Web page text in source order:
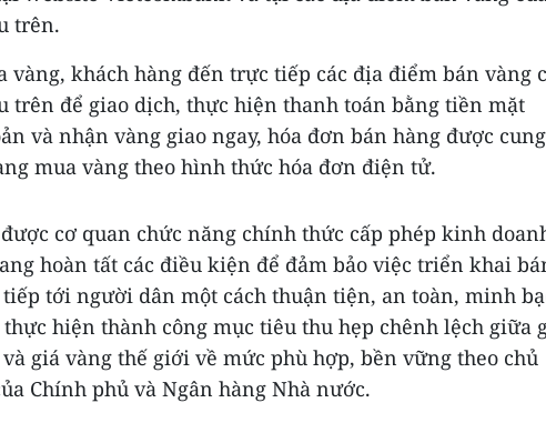
trên.
vàng, khách hàng đến trực tiếp các địa điểm bán vàng
trên để giao dịch, thực hiện thanh toán bằng tiền mặt
và nhận vàng giao ngay, hóa đơn bán hàng được cung
mua vàng theo hình thức hóa đơn điện tử.
cơ quan chức năng chính thức cấp phép kinh
hoàn tất các điều kiện để đảm bảo việc triển khai
tới người dân một cách thuận tiện, an toàn, minh
thực hiện thành công mục tiêu thu hẹp chênh lệch giữa
giá vàng thế giới về mức phù hợp, bền vững theo chủ
Chính phủ và Ngân hàng Nhà nước.